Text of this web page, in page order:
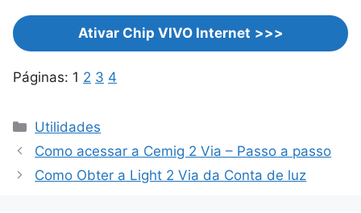
Ativar Chip VIVO Internet >>>
Páginas: 1 2 3 4
Categorias
Utilidades
Como acessar a Cemig 2 Via – Passo a passo
Como Obter a Light 2 Via da Conta de luz